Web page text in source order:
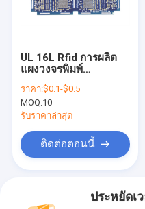
UL 16L Rfid การผลิต
แผงวงจรพิมพ์
ราคา:$0.1-$0.5
MOQ:10
รับราคาล่าสุด
ติดต่อตอนนี้
ประหยัดเ